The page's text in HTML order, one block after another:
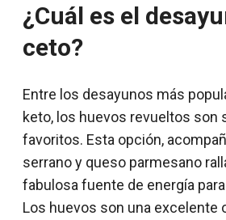
¿Cuál es el
ceto?
Entre los desayunos más
keto, los huevos revueltos son
favoritos. Esta opción,
serrano y queso parmesano
fabulosa fuente de energía
Los huevos son una excelente